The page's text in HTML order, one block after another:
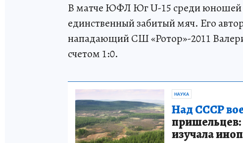
В матче ЮФЛ Юг U-15 среди юношей
единственный забитый мяч. Его
нападающий СШ «Ротор»-2011
счетом 1:0.
НАУКА
Над СССР
пришельцев:
изучала